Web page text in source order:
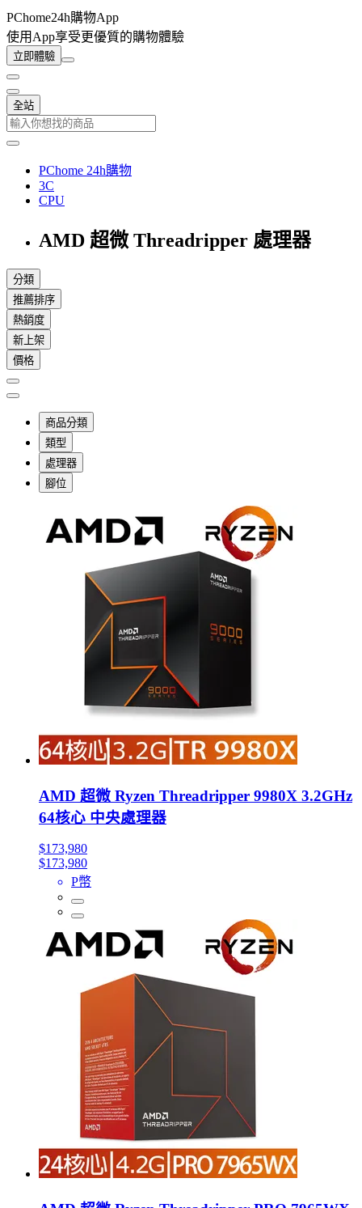
PChome24h購物App
使用App享受更優質的購物體驗
立即體驗
全站
PChome 24h購物
3C
CPU
AMD 超微 Threadripper 處理器
分類
推薦排序
熱銷度
新上架
價格
商品分類
類型
處理器
腳位
AMD 超微 Ryzen Threadripper 9980X 3.2GHz
64核心 中央處理器
$173,980
$173,980
P幣